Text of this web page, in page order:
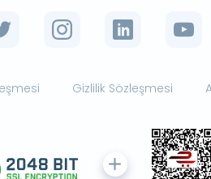
Gizlilik Sözleşmesi